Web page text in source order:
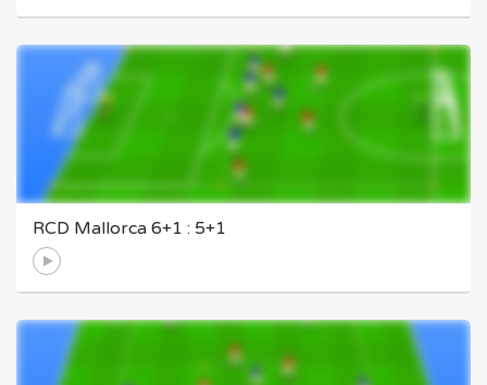
RCD Mallorca 6+1 : 5+1